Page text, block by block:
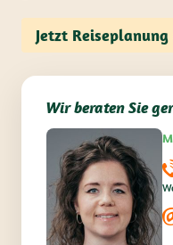
Jetzt
Wir beraten Sie